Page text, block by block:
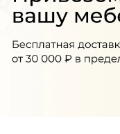
гармошка